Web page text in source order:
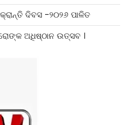
ଦିବସ -୨୦୨୬ ପାଳିତ
ଅଧିଷ୍ଠାନ ଉତ୍ସବ ।